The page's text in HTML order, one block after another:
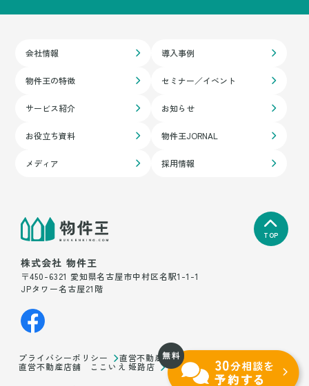
会社情報 導入事例
物件王の特徴 セミナー／イベント
サービス紹介 お知らせ
お役立ち資料 物件王JORNAL
メディア 採用情報
TOP
株式会社 物件王
〒450-6321 愛知県名古屋市中村区名駅1-1-1
JPタワー名古屋21階
プライバシーポリシー 直営不動産店舗 ここいえ たつの本店
直営不動産店舗 ここいえ 姫路店